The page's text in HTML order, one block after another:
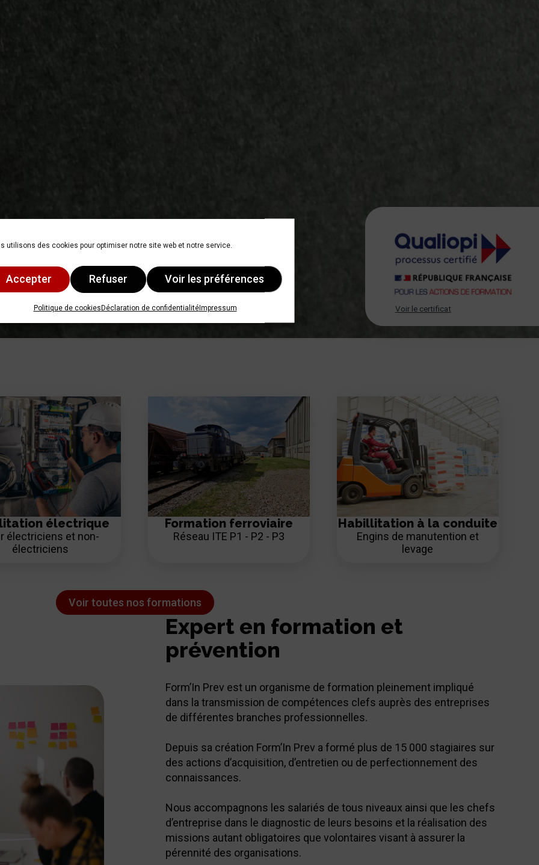
utilisons des cookies pour optimiser notre site web et notre service.
Accepter Refuser Voir les préférences
Politique de cookiesDéclaration de confidentialitéImpressum Voir le certificat
électrique
électriciens et non-
électriciens
Formation ferroviaire
Réseau ITE P1 - P2 - P3
Habillitation à la conduite
Engins de manutention et
levage
Voir toutes nos formations
Expert en formation et
prévention
Form’In Prev est un organisme de formation pleinement impliqué
dans la transmission de compétences clefs auprès des entreprises
de différentes branches professionnelles.
Depuis sa création Form’In Prev a formé plus de 15 000 stagiaires sur
des actions d’acquisition, d’entretien ou de perfectionnement des
connaissances.
Nous accompagnons les salariés de tous niveaux ainsi que les chefs
d’entreprise dans le diagnostic de leurs besoins et la réalisation des
missions autant obligatoires que volontaires visant à assurer la
pérennité des organisations.